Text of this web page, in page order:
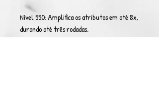
Nível 550: Amplifica os atributos em até 8x,
durando até três rodadas.